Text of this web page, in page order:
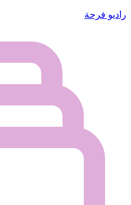
راديو فرحة